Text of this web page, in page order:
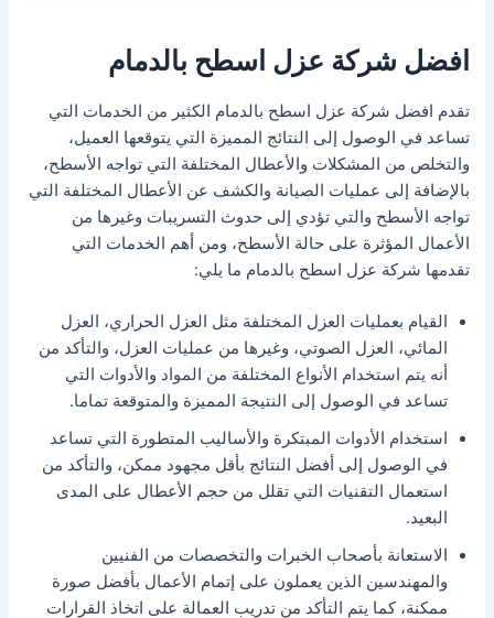
افضل شركة عزل اسطح بالدمام
تقدم افضل شركة عزل اسطح بالدمام الكثير من الخدمات التي
تساعد في الوصول إلى النتائج المميزة التي يتوقعها العميل،
والتخلص من المشكلات والأعطال المختلفة التي تواجه الأسطح،
بالإضافة إلى عمليات الصيانة والكشف عن الأعطال المختلفة التي
تواجه الأسطح والتي تؤدي إلى حدوث التسريبات وغيرها من
الأعمال المؤثرة على حالة الأسطح، ومن أهم الخدمات التي
تقدمها شركة عزل اسطح بالدمام ما يلي:
القيام بعمليات العزل المختلفة مثل العزل الحراري، العزل
المائي، العزل الصوتي، وغيرها من عمليات العزل، والتأكد من
أنه يتم استخدام الأنواع المختلفة من المواد والأدوات التي
تساعد في الوصول إلى النتيجة المميزة والمتوقعة تماما.
استخدام الأدوات المبتكرة والأساليب المتطورة التي تساعد
في الوصول إلى أفضل النتائج بأقل مجهود ممكن، والتأكد من
استعمال التقنيات التي تقلل من حجم الأعطال على المدى
البعيد.
الاستعانة بأصحاب الخبرات والتخصصات من الفنيين
والمهندسين الذين يعملون على إتمام الأعمال بأفضل صورة
ممكنة، كما يتم التأكد من تدريب العمالة على اتخاذ القرارات